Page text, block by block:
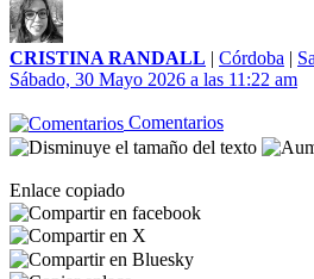
CRISTINA RANDALL | Córdoba |
Sábado, 30 Mayo 2026 a las 11:22 am
Comentarios
Enlace copiado